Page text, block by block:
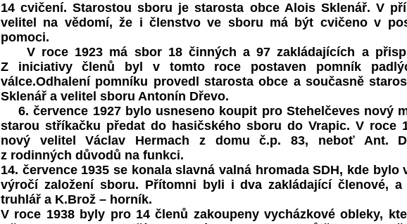
14 cvičení. Starostou sboru je starosta obce Alois Sklenář. V
velitel na vědomí, že i členstvo ve sboru má být cvičeno v
pomoci.
V roce 1923 má sbor 18 činných a 97 zakládajících a
Z iniciativy členů byl v tomto roce postaven pomník
válce.Odhalení pomníku provedl starosta obce a současně
Sklenář a velitel sboru Antonín Dřevo.
6. července 1927 bylo usneseno koupit pro Stehelčeves nový
starou stříkačku předat do hasičského sboru do Vrapic. V roce
nový velitel Václav Hermach z domu č.p. 83, neboť Ant.
z rodinných důvodů na funkci.
14. července 1935 se konala slavná valná hromada SDH, kde bylo
výročí založení sboru. Přítomni byli i dva zakládající členové, a
truhlář a K.Brož – horník.
V roce 1938 byly pro 14 členů zakoupeny vycházkové obleky,